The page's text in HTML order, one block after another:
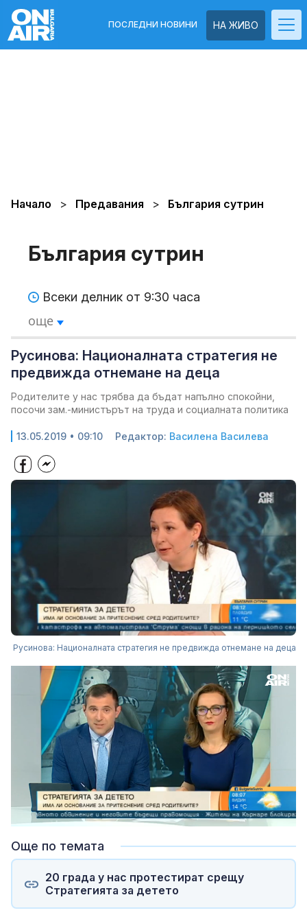
НА ЖИВО
ПОСЛЕДНИ НОВИНИ
Начало Предавания България сутрин
България сутрин
Всеки делник от 9:30 часа
още
Русинова: Националната стратегия не
предвижда отнемане на деца
Родителите у нас трябва да бъдат напълно спокойни,
посочи зам.-министърът на труда и социалната политика
13.05.2019 • 09:10 Редактор: Василена Василева
Русинова: Националната стратегия не предвижда отнемане на деца
Unmute Loaded:
5.19%
Още по темата
20 града у нас протестират срещу
Стратегията за детето